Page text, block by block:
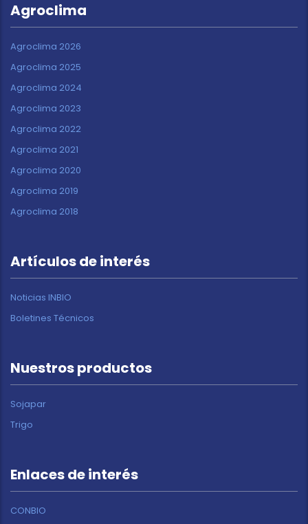
Agroclima
Agroclima 2026
Agroclima 2025
Agroclima 2024
Agroclima 2023
Agroclima 2022
Agroclima 2021
Agroclima 2020
Agroclima 2019
Agroclima 2018
Artículos de interés
Noticias INBIO
Boletines Técnicos
Nuestros productos
Sojapar
Trigo
Enlaces de interés
CONBIO